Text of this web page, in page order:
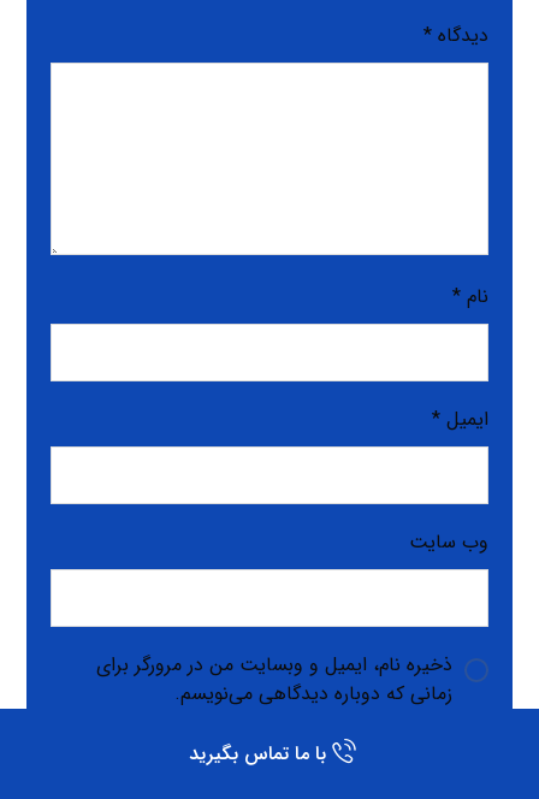
دیدگاه*
نام*
ایمیل*
وب‌ سایت
ذخیره نام، ایمیل و وبسایت من در مرورگر برای
زمانی که دوباره دیدگاهی می‌نویسم.
فرستادن دیدگاه با ما تماس بگیرید